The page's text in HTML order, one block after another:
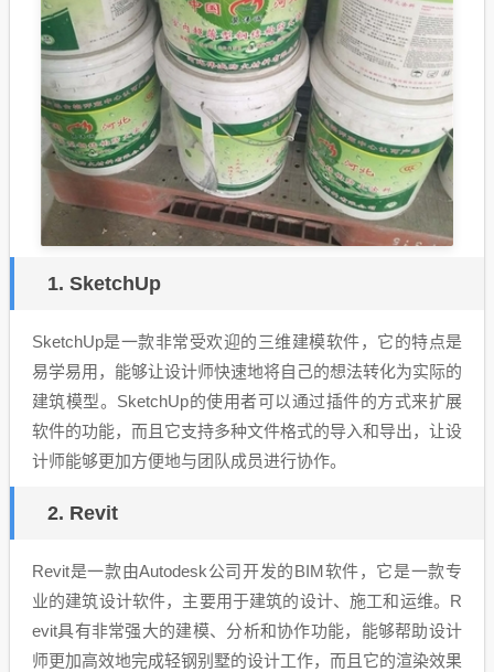
1. SketchUp
SketchUp是一款非常受欢迎的三维建模软件，它的特点是
易学易用，能够让设计师快速地将自己的想法转化为实际的
建筑模型。SketchUp的使用者可以通过插件的方式来扩展
软件的功能，而且它支持多种文件格式的导入和导出，让设
计师能够更加方便地与团队成员进行协作。
2. Revit
Revit是一款由Autodesk公司开发的BIM软件，它是一款专
业的建筑设计软件，主要用于建筑的设计、施工和运维。R
evit具有非常强大的建模、分析和协作功能，能够帮助设计
师更加高效地完成轻钢别墅的设计工作，而且它的渲染效果